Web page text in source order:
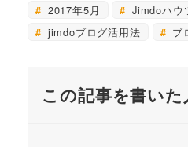
2017年5月 Jimdoハウ
jimdoブログ活用法
ブ
この記事を書いた